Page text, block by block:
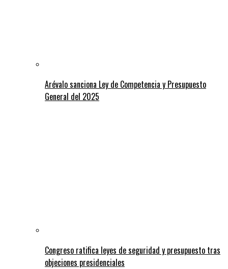
Arévalo sanciona Ley de Competencia y Presupuesto
General del 2025
Congreso ratifica leyes de seguridad y presupuesto tras
objeciones presidenciales